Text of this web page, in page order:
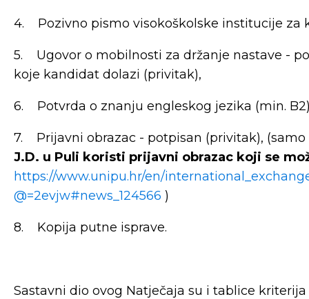
4. Pozivno pismo visokoškolske institucije za
5. Ugovor o mobilnosti za držanje nastave -
koje kandidat dolazi (privitak),
6. Potvrda o znanju engleskog jezika (min.
7. Prijavni obrazac - potpisan (privitak),
J.D. u Puli koristi prijavni obrazac koji se
https://www.unipu.hr/en/
@=2evjw#news_124566 )
8. Kopija putne isprave.
Sastavni dio ovog Natječaja su i tablice